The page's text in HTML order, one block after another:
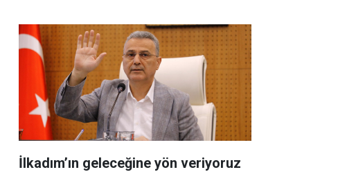
İlkadım’ın geleceğine yön veriyoruz